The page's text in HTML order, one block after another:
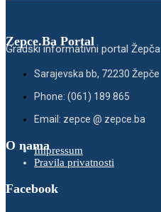
Zepce.Ba Portal
Gradski informativni portal Žepča
Sarajevska bb, 72230 Žepče
Phone: (061) 189 865
Email: zepce @ zepce.ba
O namaImpressum
Pravila privatnosti
Facebook